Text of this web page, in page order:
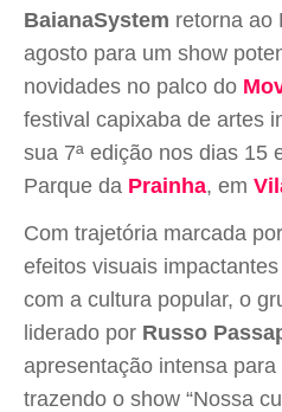
BaianaSystem retorna ao
agosto para um show
novidades no palco do
festival capixaba de artes
sua 7ª edição nos dias 15
Parque da Prainha, em
Com trajetória marcada
efeitos visuais
com a cultura popular, o
liderado por Russo
apresentação intensa
trazendo o show “Nossa